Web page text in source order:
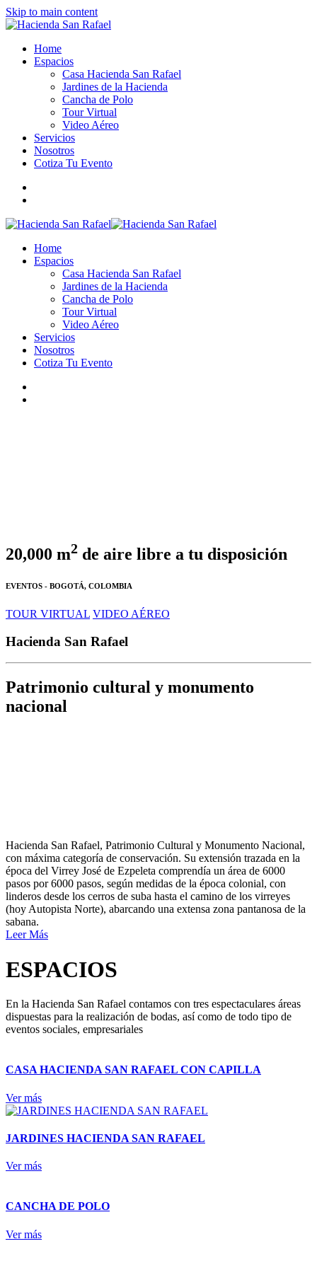
Skip to main content
Home
Espacios
Casa Hacienda San Rafael
Jardines de la Hacienda
Cancha de Polo
Tour Virtual
Video Aéreo
Servicios
Nosotros
Cotiza Tu Evento
Home
Espacios
Casa Hacienda San Rafael
Jardines de la Hacienda
Cancha de Polo
Tour Virtual
Video Aéreo
Servicios
Nosotros
Cotiza Tu Evento
20,000 m2 de aire libre a tu disposición
EVENTOS - BOGOTÁ, COLOMBIA
TOUR VIRTUAL VIDEO AÉREO
Hacienda San Rafael
Patrimonio cultural y monumento
nacional
Hacienda San Rafael, Patrimonio Cultural y Monumento Nacional,
con máxima categoría de conservación. Su extensión trazada en la
época del Virrey José de Ezpeleta comprendía un área de 6000
pasos por 6000 pasos, según medidas de la época colonial, con
linderos desde los cerros de suba hasta el camino de los virreyes
(hoy Autopista Norte), abarcando una extensa zona pantanosa de la
sabana.
Leer Más
ESPACIOS
En la Hacienda San Rafael contamos con tres espectaculares áreas
dispuestas para la realización de bodas, así como de todo tipo de
eventos sociales, empresariales
CASA HACIENDA SAN RAFAEL CON CAPILLA
Ver más
JARDINES HACIENDA SAN RAFAEL
Ver más
CANCHA DE POLO
Ver más